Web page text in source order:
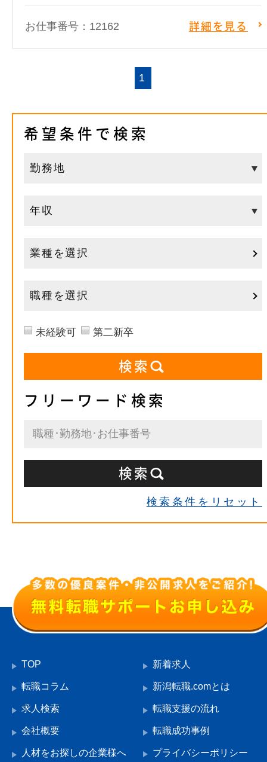
お仕事番号：12162 詳細を見る
1
希望条件で検索
業種を選択
職種を選択
未経験可 第二新卒
フリーワード検索
検索条件をリセット
TOP 新着求人
転職コラム 新潟転職.comとは
求人検索 転職支援の流れ
会社概要 転職成功事例
人材をお探しの企業様へ プライバシーポリシー